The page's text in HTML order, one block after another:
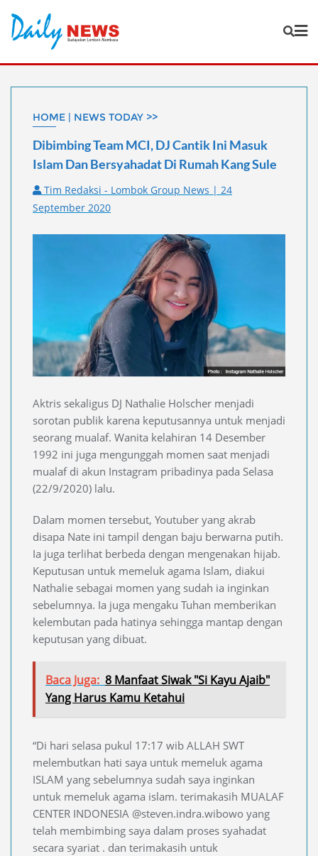
content
HOME | NEWS TODAY >>
Dibimbing Team MCI, DJ Cantik Ini Masuk
Islam Dan Bersyahadat Di Rumah Kang Sule
Tim Redaksi - Lombok Group News | 24
September 2020
Aktris sekaligus DJ Nathalie Holscher menjadi
sorotan publik karena keputusannya untuk menjadi
seorang mualaf. Wanita kelahiran 14 Desember
1992 ini juga mengunggah momen saat menjadi
mualaf di akun Instagram pribadinya pada Selasa
(22/9/2020) lalu.
Dalam momen tersebut, Youtuber yang akrab
disapa Nate ini tampil dengan baju berwarna putih.
Ia juga terlihat berbeda dengan mengenakan hijab.
Keputusan untuk memeluk agama Islam, diakui
Nathalie sebagai momen yang sudah ia inginkan
sebelumnya. Ia juga mengaku Tuhan memberikan
kelembutan pada hatinya sehingga mantap dengan
keputusan yang dibuat.
Baca Juga: 8 Manfaat Siwak "Si Kayu Ajaib"
Yang Harus Kamu Ketahui
“Di hari selasa pukul 17:17 wib ALLAH SWT
melembutkan hati saya untuk memeluk agama
ISLAM yang sebelumnya sudah saya inginkan
untuk memeluk agama islam. terimakasih MUALAF
CENTER INDONESIA @steven.indra.wibowo yang
telah membimbing saya dalam proses syahadat
secara syariat . dan terimakasih untuk